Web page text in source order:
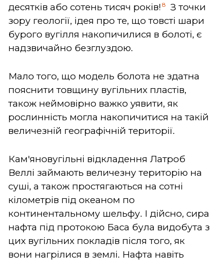
десятків або сотень тисяч років! 8
З точки
зору геології, ідея про те, що товсті шари
бурого вугілля накопичилися в болоті, є
надзвичайно безглуздою.
Мало того, що модель болота не здатна
пояснити товщину вугільних пластів,
також неймовірно важко уявити, як
рослинність могла накопичитися на такій
величезній географічній території.
Кам'яновугільні відкладення Латроб
Веллі займають величезну територію на
суші, а також простягаються на сотні
кілометрів під океаном по
континентальному шельфу. І дійсно, сира
нафта під протокою Баса була видобута з
цих вугільних покладів після того, як
вони нагрілися в землі. Нафта навіть